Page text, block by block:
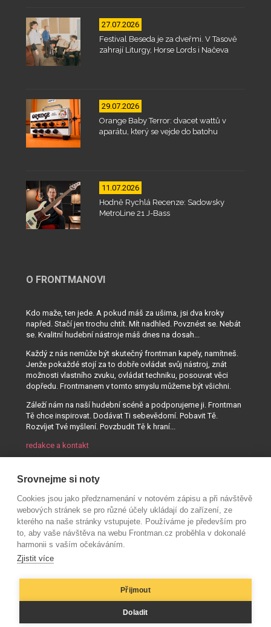
27.07.2026
Festival Beseda je za dveřmi. V Tasově
zahrají Liturgy, Horse Lords i Načeva
29.07.2026
Orange Baby Terror: dvacet wattů v
aparátu, který se vejde do batohu
11.07.2026
Hodně Rychlá Recenze: Sadowsky
MetroLine 21 J-Bass
O FRONTMANOVI
Kdo maže, ten jede. A pokud máš za ušima, jsi dva kroky
napřed. Stačí jen trochu chtít. Mít nadhled. Povznést se. Nebát
se. Kvalitní hudební nástroje máš dnes na dosah...
Každý z nás nemůže být skutečný frontman kapely, namítneš.
Jenže pokaždé stojí za to dobře ovládat svůj nástroj, znát
možnosti vlastního zvuku, ovládat techniku, posouvat věci
dopředu. Frontmanem v tomto smyslu můžeme být všichni.
Záleží nám na naší hudební scéně a podporujeme ji. Frontman
Tě chce inspirovat. Dodávat Ti sebevědomí. Pobavit Tě.
Rozvíjet Tvé myšlení. Povzbudit Tě k hraní...
redakce a kontakt
Srovnejme si noty
Cookies jsou jako předznamenání v notovém zápisu a při návštěvě
webových stránek se pro různé účely ukládají do zařízení, ze
kterého na naše stránky vstupujete. Používáme je především pro
to, aby vaše návštěva na webu Frontman.cz proběhla v dokonalé
harmonii s vaším očekáváním.
Zjistit více
Přijmout
Doladit